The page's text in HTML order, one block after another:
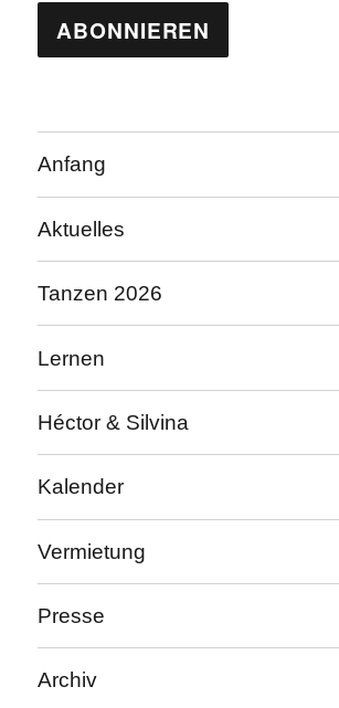
Anfang
Aktuelles
Tanzen 2026
Lernen
Héctor & Silvina
Kalender
Vermietung
Presse
Archiv